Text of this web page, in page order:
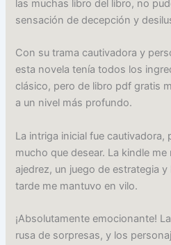
las muchas libro del libro, no
sensación de decepción y
Con su trama cautivadora y
esta novela tenía todos los
clásico, pero de libro pdf gratis
a un nivel más profundo.
La intriga inicial fue cautivadora,
mucho que desear. La kindle
ajedrez, un juego de estrategia
tarde me mantuvo en vilo.
¡Absolutamente emocionante!
rusa de sorpresas, y los